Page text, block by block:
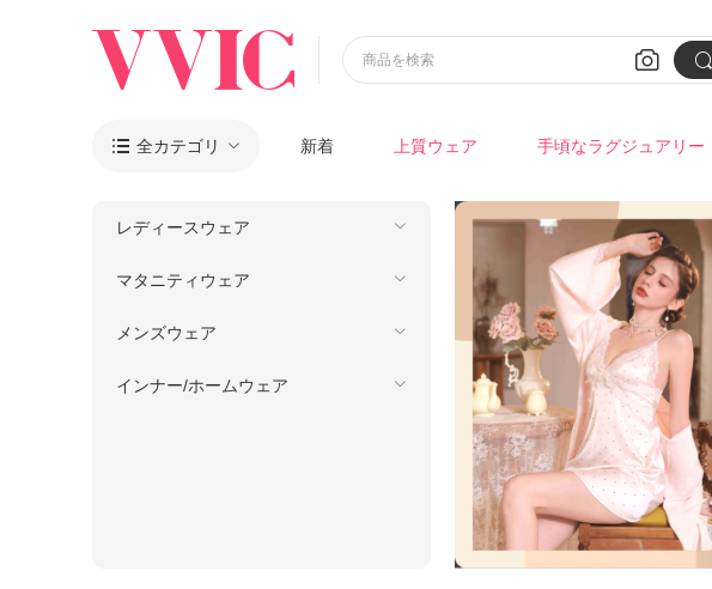
 
商品を検索
 全カテゴリ 新着 上質ウェア 手頃なラグジュアリー
レディースウェア
マタニティウェア
メンズウェア
インナー/ホームウェア